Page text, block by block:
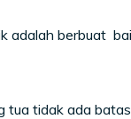
adalah berbuat
tua tidak ada